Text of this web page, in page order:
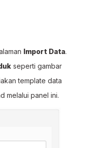
Import Data.
seperti gambar
template data
melalui panel ini.